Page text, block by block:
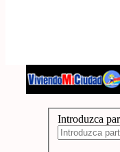
Introduzca